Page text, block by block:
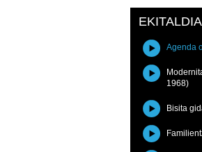
Agenda
1968)
Bisita